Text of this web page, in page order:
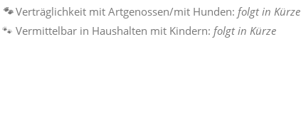
🐾Verträglichkeit mit Artgenossen/mit Hunden: folgt in Kürze
🐾 Vermittelbar in Haushalten mit Kindern: folgt in Kürze